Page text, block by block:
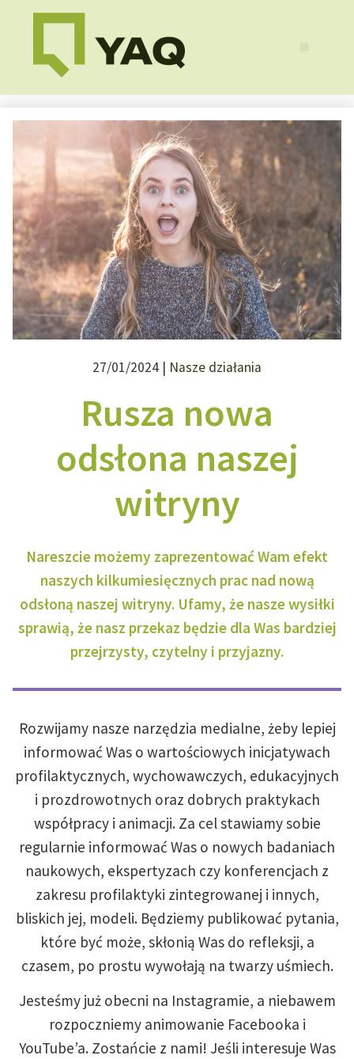
27/01/2024 | Nasze działania
Rusza nowa
odsłona naszej
witryny
Nareszcie możemy zaprezentować Wam efekt
naszych kilkumiesięcznych prac nad nową
odsłoną naszej witryny. Ufamy, że nasze wysiłki
sprawią, że nasz przekaz będzie dla Was bardziej
przejrzysty, czytelny i przyjazny.
Rozwijamy nasze narzędzia medialne, żeby lepiej
informować Was o wartościowych inicjatywach
profilaktycznych, wychowawczych, edukacyjnych
i prozdrowotnych oraz dobrych praktykach
współpracy i animacji. Za cel stawiamy sobie
regularnie informować Was o nowych badaniach
naukowych, ekspertyzach czy konferencjach z
zakresu profilaktyki zintegrowanej i innych,
bliskich jej, modeli. Będziemy publikować pytania,
które być może, skłonią Was do refleksji, a
czasem, po prostu wywołają na twarzy uśmiech.
Jesteśmy już obecni na Instagramie, a niebawem
rozpoczniemy animowanie Facebooka i
YouTube’a. Zostańcie z nami! Jeśli interesuje Was